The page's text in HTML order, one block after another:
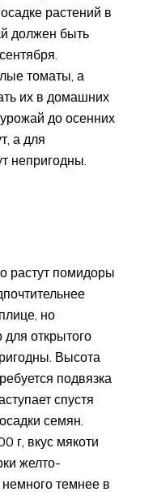
растений в
должен быть
томаты, а
их в домашних
до осенних
а для
непригодны.
растут помидоры
но
для открытого
Высота
подвязка
спустя
семян.
г, вкус мякоти
желто-
темнее в